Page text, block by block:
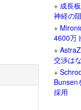
+ 成長
神経の
+
4600万
+
交渉は
+
Bunsen
採用